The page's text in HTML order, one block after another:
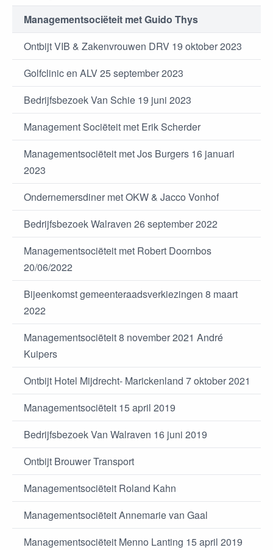
Managementsociëteit met Guido Thys
Ontbijt VIB & Zakenvrouwen DRV 19 oktober 2023
Golfclinic en ALV 25 september 2023
Bedrijfsbezoek Van Schie 19 juni 2023
Management Sociëteit met Erik Scherder
Managementsociëteit met Jos Burgers 16 januari
2023
Ondernemersdiner met OKW & Jacco Vonhof
Bedrijfsbezoek Walraven 26 september 2022
Managementsociëteit met Robert Doornbos
20/06/2022
Bijeenkomst gemeenteraadsverkiezingen 8 maart
2022
Managementsociëteit 8 november 2021 André
Kuipers
Ontbijt Hotel Mijdrecht- Marickenland 7 oktober 2021
Managementsociëteit 15 april 2019
Bedrijfsbezoek Van Walraven 16 juni 2019
Ontbijt Brouwer Transport
Managementsociëteit Roland Kahn
Managementsociëteit Annemarie van Gaal
Managementsociëteit Menno Lanting 15 april 2019